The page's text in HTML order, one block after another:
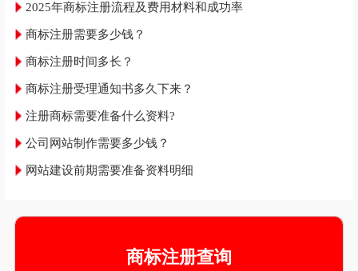
2025年商标注册流程及费用材料和成功率
商标注册需要多少钱？
商标注册时间多长？
商标注册受理通知书多久下来？
注册商标需要准备什么资料?
公司网站制作需要多少钱？
网站建设前期需要准备资料明细
商标注册查询